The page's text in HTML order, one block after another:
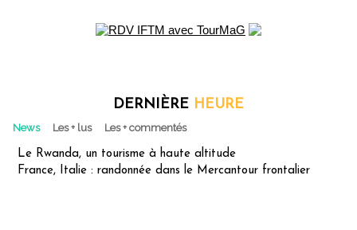
DERNIÈRE HEURE
News Les + lus Les + commentés
Le Rwanda, un tourisme à haute altitude
France, Italie : randonnée dans le Mercantour frontalier